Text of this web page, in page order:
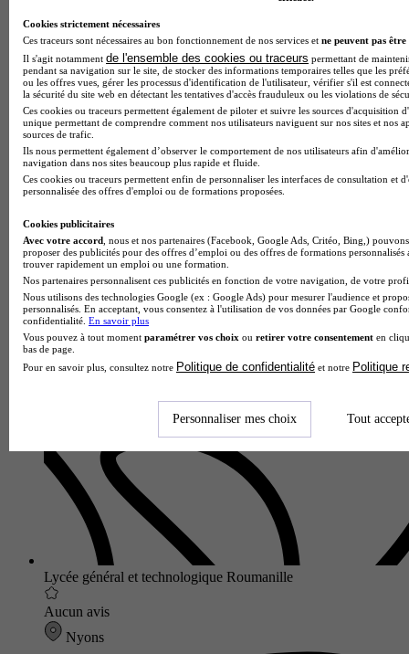
Lycée GT
Voir l’établissement
Lycée général et technologique Roumanille
Aucun avis
Nyons
Cookies strictement nécessaires
Ces traceurs sont nécessaires au bon fonctionnement de nos services et ne peuvent pas être
Il s'agit notamment de l'ensemble des cookies ou traceurs permettant de
pendant sa navigation sur le site, de stocker des informations temporaires telles que les
ou les offres vues, gérer les processus d'identification de l'utilisateur, vérifier s'il est
la sécurité du site web en détectant les tentatives d'accès frauduleux ou les violations de
Ces cookies ou traceurs permettent également de piloter et suivre les sources d'acquisition
unique permettant de comprendre comment nos utilisateurs naviguent sur nos sites et nos
sources de trafic.
Ils nous permettent également d’observer le comportement de nos utilisateurs afin
navigation dans nos sites beaucoup plus rapide et fluide.
Ces cookies ou traceurs permettent enfin de personnaliser les interfaces de consultation et
personnalisée des offres d'emploi ou de formations proposées.
Cookies publicitaires
Avec votre accord , nous et nos partenaires (Facebook, Google Ads, Critéo, Bing,)
proposer des publicités pour des offres d’emploi ou des offres de formations
trouver rapidement un emploi ou une formation.
Nos partenaires personnalisent ces publicités en fonction de votre navigation, de votre
Nous utilisons des technologies Google (ex : Google Ads) pour mesurer l'audience et
personnalisés. En acceptant, vous consentez à l'utilisation de vos données par Google
confidentialité. En savoir plus
Vous pouvez à tout moment paramétrer vos choix ou retirer votre consentement en
bas de page.
Pour en savoir plus, consultez notre Politique de confidentialité et notre Politique
Personnaliser mes choix Tout